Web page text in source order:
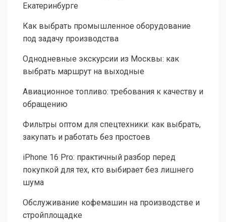
Екатеринбурге
Как выбрать промышленное оборудование
под задачу производства
Однодневные экскурсии из Москвы: как
выбрать маршрут на выходные
Авиационное топливо: требования к качеству и
обращению
Фильтры оптом для спецтехники: как выбрать,
закупать и работать без простоев
iPhone 16 Pro: практичный разбор перед
покупкой для тех, кто выбирает без лишнего
шума
Обслуживание кофемашин на производстве и
стройплощадке